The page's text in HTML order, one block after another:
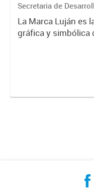
Secretaria de
La Marca Luján es
gráfica y simbólica